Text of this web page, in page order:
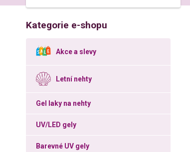
Kategorie e-shopu
Akce a slevy
Letní nehty
Gel laky na nehty
UV/LED gely
Barevné UV gely